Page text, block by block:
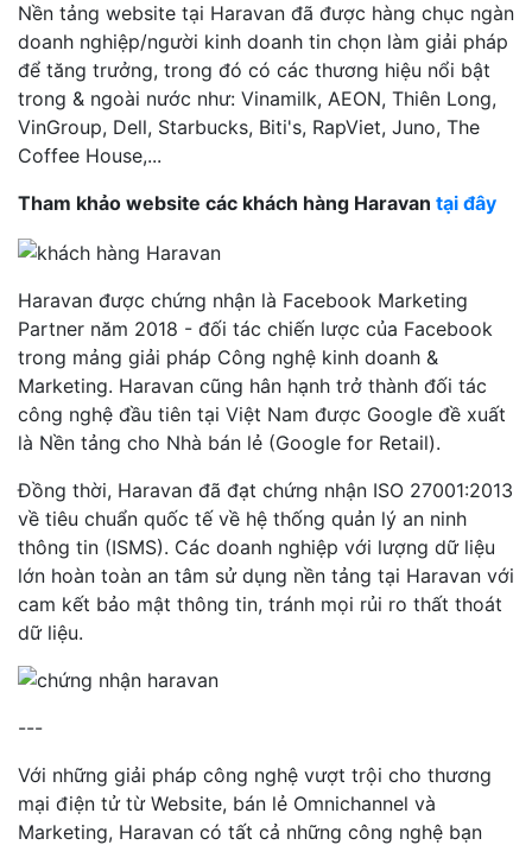
Nền tảng website tại Haravan đã được hàng chục ngàn
doanh nghiệp/người kinh doanh tin chọn làm giải pháp
để tăng trưởng, trong đó có các thương hiệu nổi bật
trong & ngoài nước như: Vinamilk, AEON, Thiên Long,
VinGroup, Dell, Starbucks, Biti's, RapViet, Juno, The
Coffee House,...
Tham khảo website các khách hàng Haravan tại đây
Haravan được chứng nhận là Facebook Marketing
Partner năm 2018 - đối tác chiến lược của Facebook
trong mảng giải pháp Công nghệ kinh doanh &
Marketing. Haravan cũng hân hạnh trở thành đối tác
công nghệ đầu tiên tại Việt Nam được Google đề xuất
là Nền tảng cho Nhà bán lẻ (Google for Retail).
Đồng thời, Haravan đã đạt chứng nhận ISO 27001:2013
về tiêu chuẩn quốc tế về hệ thống quản lý an ninh
thông tin (ISMS). Các doanh nghiệp với lượng dữ liệu
lớn hoàn toàn an tâm sử dụng nền tảng tại Haravan với
cam kết bảo mật thông tin, tránh mọi rủi ro thất thoát
dữ liệu.
---
Với những giải pháp công nghệ vượt trội cho thương
mại điện tử từ Website, bán lẻ Omnichannel và
Marketing, Haravan có tất cả những công nghệ bạn